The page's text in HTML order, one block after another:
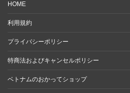
HOME
利用規約
プライバシーポリシー
特商法およびキャンセルポリシー
ベトナムのおかってショップ